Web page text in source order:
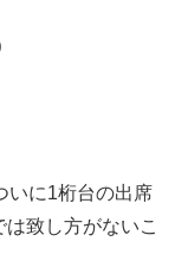
いに1桁台の出席
致し方がないこ